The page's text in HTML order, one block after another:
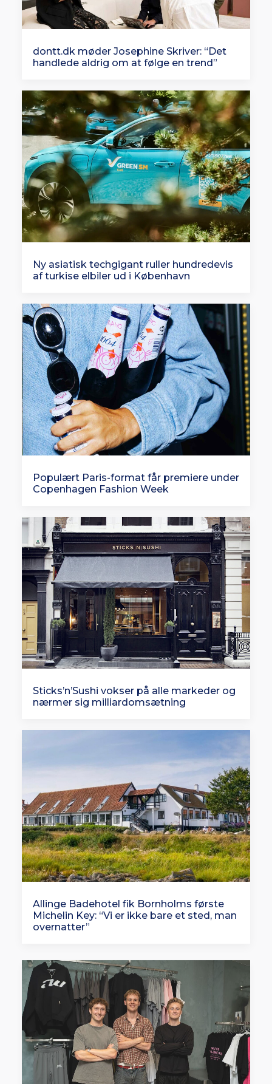
dontt.dk møder Josephine Skriver: “Det
handlede aldrig om at følge en trend”
Ny asiatisk techgigant ruller hundredevis
af turkise elbiler ud i København
Populært Paris-format får premiere under
Copenhagen Fashion Week
Sticks’n’Sushi vokser på alle markeder og
nærmer sig milliardomsætning
Allinge Badehotel fik Bornholms første
Michelin Key: “Vi er ikke bare et sted, man
overnatter”